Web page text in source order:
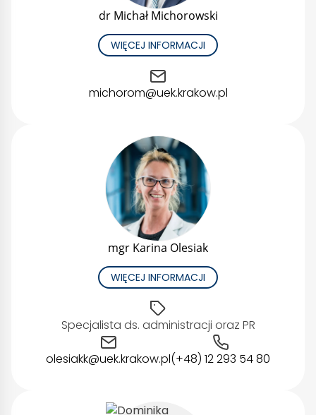
dr Michał Michorowski
WIĘCEJ INFORMACJI
michorom@uek.krakow.pl
mgr Karina Olesiak
WIĘCEJ INFORMACJI
Specjalista ds. administracji oraz PR
olesiakk@uek.krakow.pl(+48) 12 293 54 80